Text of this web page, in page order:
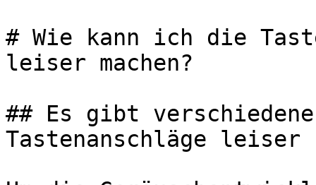
# Wie kann ich die
leiser machen?
## Es gibt
Tastenanschläge leiser